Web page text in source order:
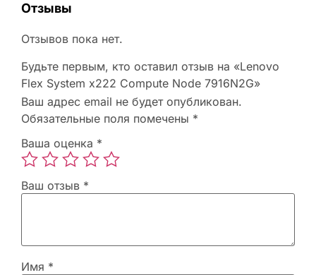
Отзывы
Отзывов пока нет.
Будьте первым, кто оставил отзыв на «Lenovo
Flex System x222 Compute Node 7916N2G»
Ваш адрес email не будет опубликован.
Обязательные поля помечены *
Ваша оценка *
Ваш отзыв *
Имя *